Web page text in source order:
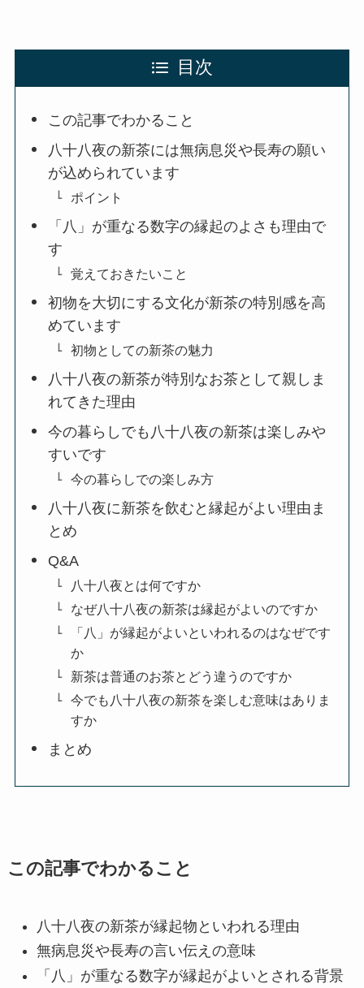
目次
この記事でわかること
八十八夜の新茶には無病息災や長寿の願い
が込められています
ポイント
「八」が重なる数字の縁起のよさも理由で
す
覚えておきたいこと
初物を大切にする文化が新茶の特別感を高
めています
初物としての新茶の魅力
八十八夜の新茶が特別なお茶として親しま
れてきた理由
今の暮らしでも八十八夜の新茶は楽しみや
すいです
今の暮らしでの楽しみ方
八十八夜に新茶を飲むと縁起がよい理由ま
とめ
Q&A
八十八夜とは何ですか
なぜ八十八夜の新茶は縁起がよいのですか
「八」が縁起がよいといわれるのはなぜです
か
新茶は普通のお茶とどう違うのですか
今でも八十八夜の新茶を楽しむ意味はありま
すか
まとめ
この記事でわかること
八十八夜の新茶が縁起物といわれる理由
無病息災や長寿の言い伝えの意味
「八」が重なる数字が縁起がよいとされる背景